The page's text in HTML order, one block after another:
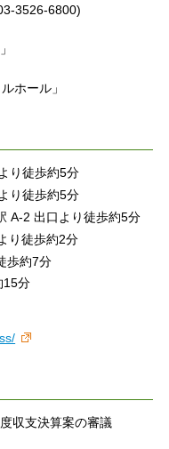
3526-6800)
ホール」
り徒歩約5分
り徒歩約5分
A-2 出口より徒歩約5分
り徒歩約2分
歩約7分
15分
収支決算案の審議